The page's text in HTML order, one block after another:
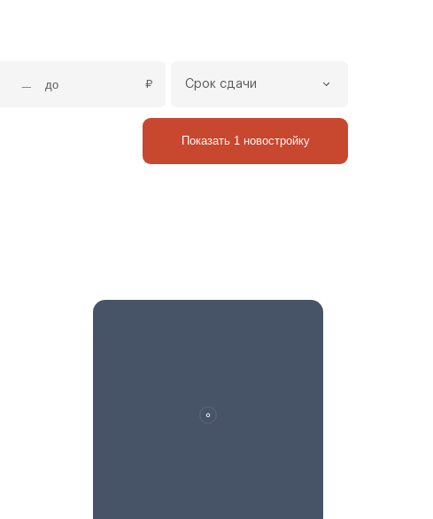
₽ Срок сдачи
Показать 1 новостройку